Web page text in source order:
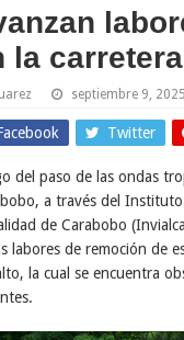
la
septiembre 9, 2025
Twitter
del paso de las ondas
a través del
de Carabobo
labores de remoción de
la cual se encuentra